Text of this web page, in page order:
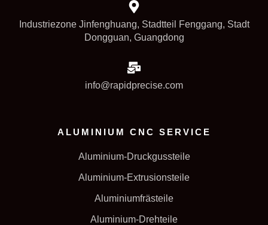
Industriezone Jinfenghuang, Stadtteil Fenggang, Stadt
Dongguan, Guangdong
info@rapidprecise.com
ALUMINIUM CNC SERVICE
Aluminium-Druckgussteile
Aluminium-Extrusionsteile
Aluminiumfrästeile
Aluminium-Drehteile